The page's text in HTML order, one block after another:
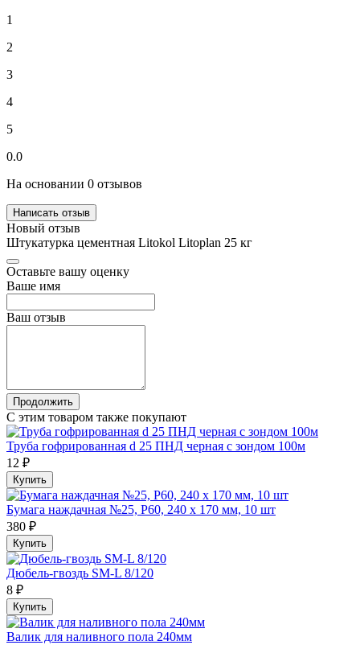
1
2
3
4
5
0.0
На основании 0 отзывов
Написать отзыв
Новый отзыв
Штукатурка цементная Litokol Litoplan 25 кг
Оставьте вашу оценку
Ваше имя
Ваш отзыв
Продолжить
С этим товаром также покупают
Труба гофрированная d 25 ПНД черная с зондом 100м
12 ₽
Купить
Бумага наждачная №25, P60, 240 x 170 мм, 10 шт
380 ₽
Купить
Дюбель-гвоздь SM-L 8/120
8 ₽
Купить
Валик для наливного пола 240мм